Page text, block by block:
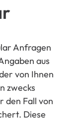
Anfragen
aus
von Ihnen
zwecks
den Fall von
Diese